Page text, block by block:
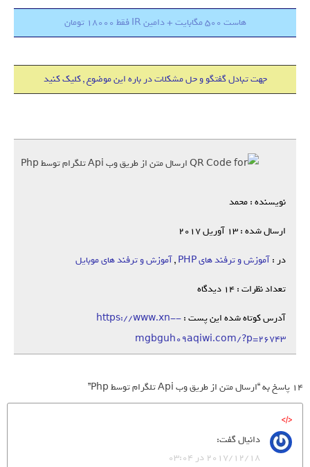
هاست 500 مگابایت + دامین IR فقط 18000 تومان
جهت تبادل گفتگو و حل مشکلات در باره این موضوع , کلیک کنید
نویسنده : محمد
ارسال شده : 13 آوریل 2017
در :آموزش و ترفند های PHP ,آموزش و ترفند های موبایل
تعداد نظرات : 14 دیدگاه
آدرس کوتاه شده این پست :https://www.xn--
mgbguh09aqiwi.com/?p=26743
14 پاسخ به “ارسال متن از طریق وب Api تلگرام توسط Php”
دانیالگفت:
2017/12/18 در 03:04